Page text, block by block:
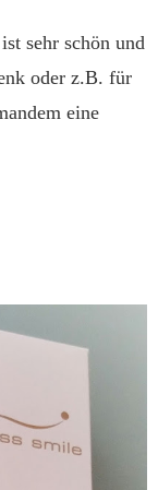
sehr schön und
oder z.B. für
eine